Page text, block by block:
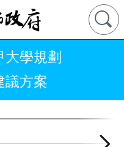
大學規劃
議方案